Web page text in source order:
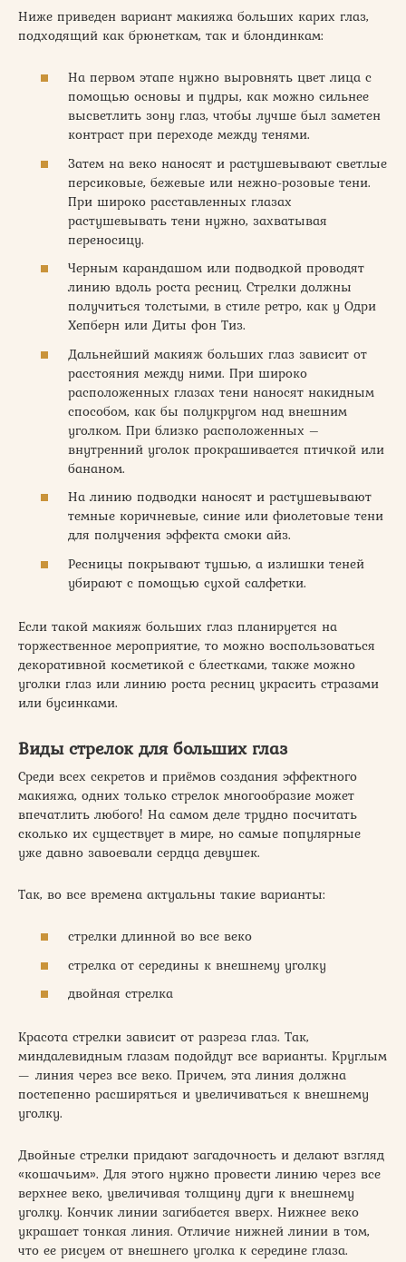
Ниже приведен вариант макияжа больших карих глаз,
подходящий как брюнеткам, так и блондинкам:
На первом этапе нужно выровнять цвет лица с
помощью основы и пудры, как можно сильнее
высветлить зону глаз, чтобы лучше был заметен
контраст при переходе между тенями.
Затем на веко наносят и растушевывают светлые
персиковые, бежевые или нежно-розовые тени.
При широко расставленных глазах
растушевывать тени нужно, захватывая
переносицу.
Черным карандашом или подводкой проводят
линию вдоль роста ресниц. Стрелки должны
получиться толстыми, в стиле ретро, как у Одри
Хепберн или Диты фон Тиз.
Дальнейший макияж больших глаз зависит от
расстояния между ними. При широко
расположенных глазах тени наносят накидным
способом, как бы полукругом над внешним
уголком. При близко расположенных –
внутренний уголок прокрашивается птичкой или
бананом.
На линию подводки наносят и растушевывают
темные коричневые, синие или фиолетовые тени
для получения эффекта смоки айз.
Ресницы покрывают тушью, а излишки теней
убирают с помощью сухой салфетки.
Если такой макияж больших глаз планируется на
торжественное мероприятие, то можно воспользоваться
декоративной косметикой с блестками, также можно
уголки глаз или линию роста ресниц украсить стразами
или бусинками.
Виды стрелок для больших глаз
Среди всех секретов и приёмов создания эффектного
макияжа, одних только стрелок многообразие может
впечатлить любого! На самом деле трудно посчитать
сколько их существует в мире, но самые популярные
уже давно завоевали сердца девушек.
Так, во все времена актуальны такие варианты:
стрелки длинной во все веко
стрелка от середины к внешнему уголку
двойная стрелка
Красота стрелки зависит от разреза глаз. Так,
миндалевидным глазам подойдут все варианты. Круглым
— линия через все веко. Причем, эта линия должна
постепенно расширяться и увеличиваться к внешнему
уголку.
Двойные стрелки придают загадочность и делают взгляд
«кошачьим». Для этого нужно провести линию через все
верхнее веко, увеличивая толщину дуги к внешнему
уголку. Кончик линии загибается вверх. Нижнее веко
украшает тонкая линия. Отличие нижней линии в том,
что ее рисуем от внешнего уголка к середине глаза.